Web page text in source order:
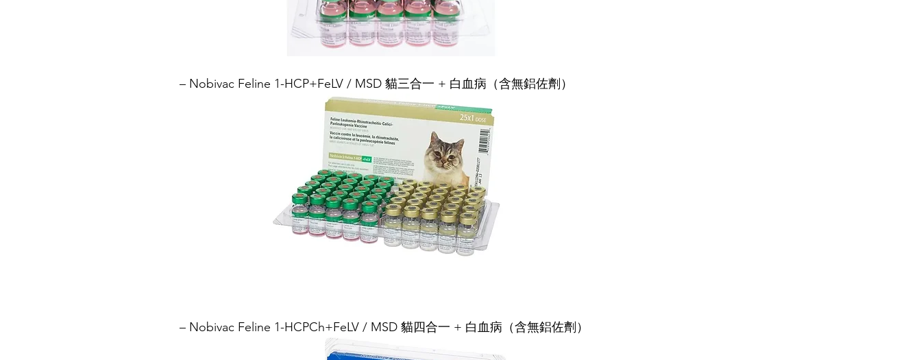
– Nobivac Feline 1-HCP+FeLV / MSD 貓三合一 + 白血病（含無鋁佐劑）
– Nobivac Feline 1-HCPCh+FeLV / MSD 貓四合一 + 白血病（含無鋁佐劑）